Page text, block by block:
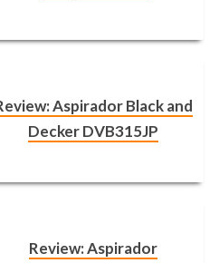
Aspirador Black and
Decker DVB315JP
Review: Aspirador